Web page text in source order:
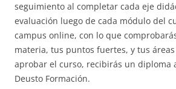
seguimiento al completar cada eje
evaluación luego de cada módulo del
campus online, con lo que
materia, tus puntos fuertes, y tus
aprobar el curso, recibirás un diploma
Deusto Formación.